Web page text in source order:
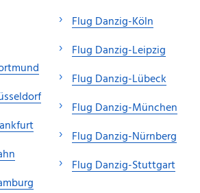
Flug Danzig-Köln
Flug Danzig-Leipzig
Flug Danzig-Lübeck
Flug Danzig-München
Flug Danzig-Nürnberg
Flug Danzig-Stuttgart